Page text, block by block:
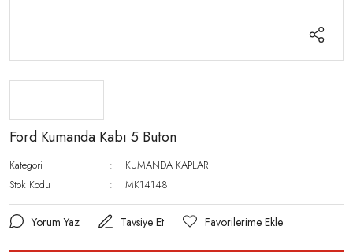
Ford Kumanda Kabı 5 Buton
Kategori
KUMANDA KAPLAR
Stok Kodu
MK14148
Yorum Yaz Tavsiye Et